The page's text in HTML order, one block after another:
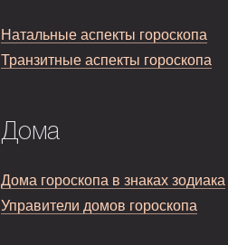
Натальные аспекты гороскопа
Транзитные аспекты гороскопа
Дома
Дома гороскопа в знаках зодиака
Управители домов гороскопа